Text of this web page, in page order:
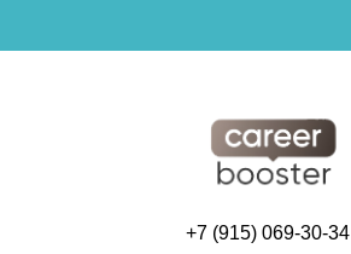
+7 (915) 069-30-34